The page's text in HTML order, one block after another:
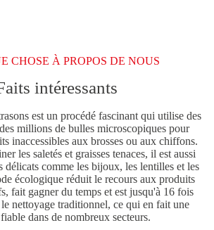
CHOSE À PROPOS DE NOUS
intéressants
est un procédé fascinant qui utilise des
millions de bulles microscopiques pour
inaccessibles aux brosses ou aux chiffons.
les saletés et graisses tenaces, il est aussi
délicats comme les bijoux, les lentilles et les
écologique réduit le recours aux produits
fait gagner du temps et est jusqu'à 16 fois
nettoyage traditionnel, ce qui en fait une
dans de nombreux secteurs.